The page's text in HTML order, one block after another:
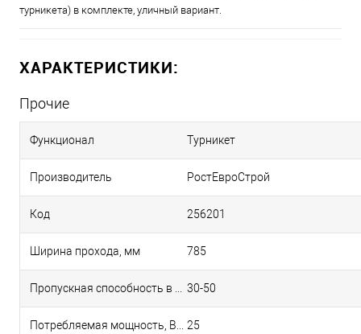
турникета) в комплекте, уличный вариант.
ХАРАКТЕРИСТИКИ:
Прочие
Функционал Турникет
Производитель РостЕвроСтрой
Код 256201
Ширина прохода, мм 785
30-50
25